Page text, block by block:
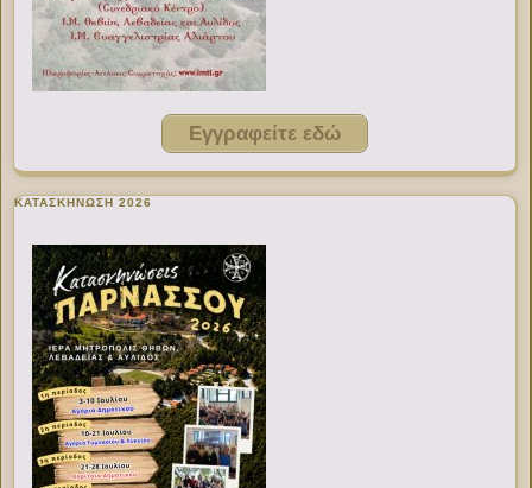
Εγγραφείτε εδώ
ΚΑΤΑΣΚΗΝΩΣΗ 2026